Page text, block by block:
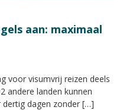
aan: maximaal
voor visumvrij reizen deels
andere landen kunnen
dagen zonder […]